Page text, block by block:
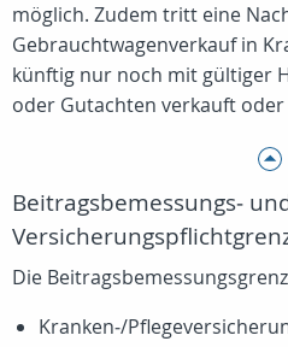
möglich. Zudem tritt eine
Gebrauchtwagenverkauf in
künftig nur noch mit gültiger
oder Gutachten verkauft
Beitragsbemessungs‑
Die
Kranken‑/